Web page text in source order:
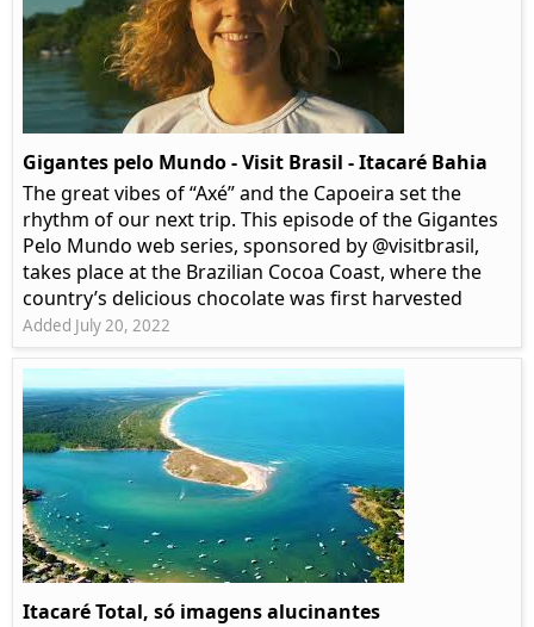
Gigantes pelo Mundo - Visit Brasil - Itacaré Bahia
The great vibes of “Axé” and the Capoeira set the
rhythm of our next trip. This episode of the Gigantes
Pelo Mundo web series, sponsored by @visitbrasil,
takes place at the Brazilian Cocoa Coast, where the
country’s delicious chocolate was first harvested
Added July 20, 2022
Itacaré Total, só imagens alucinantes